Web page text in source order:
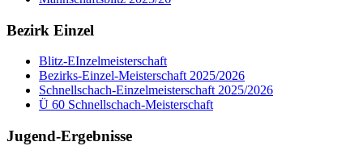
Bezirk Einzel
Blitz-EInzelmeisterschaft
Bezirks-Einzel-Meisterschaft 2025/2026
Schnellschach-Einzelmeisterschaft 2025/2026
Ü 60 Schnellschach-Meisterschaft
Jugend-Ergebnisse